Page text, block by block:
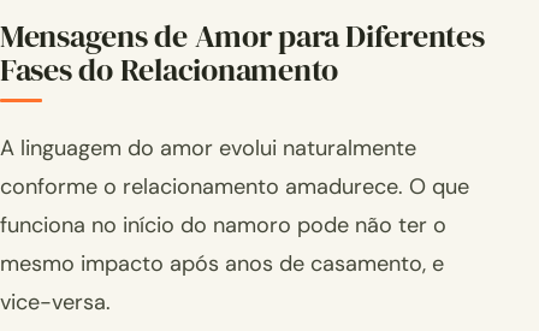
Mensagens de Amor para Diferentes
Fases do Relacionamento
A linguagem do amor evolui naturalmente
conforme o relacionamento amadurece. O que
funciona no início do namoro pode não ter o
mesmo impacto após anos de casamento, e
vice-versa.